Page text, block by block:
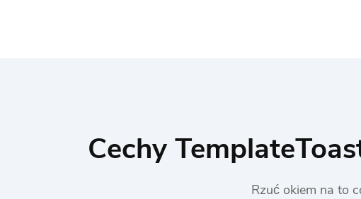
Cechy
Rzuć okiem na to